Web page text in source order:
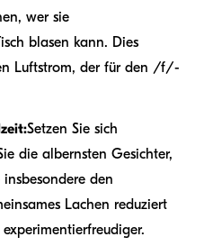
wer sie
blasen kann. Dies
Luftstrom, der für den /f/-
Setzen Sie sich
die albernsten Gesichter,
den
Lachen reduziert